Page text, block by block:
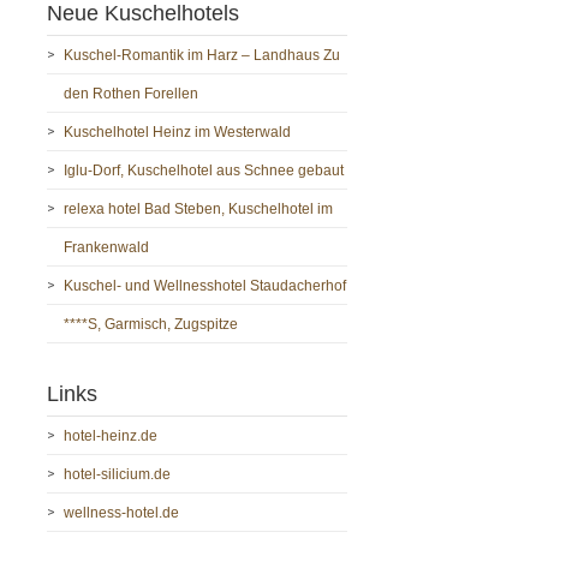
Neue Kuschelhotels
Kuschel-Romantik im Harz – Landhaus Zu
den Rothen Forellen
Kuschelhotel Heinz im Westerwald
Iglu-Dorf, Kuschelhotel aus Schnee gebaut
relexa hotel Bad Steben, Kuschelhotel im
Frankenwald
Kuschel- und Wellnesshotel Staudacherhof
****S, Garmisch, Zugspitze
Links
hotel-heinz.de
hotel-silicium.de
wellness-hotel.de